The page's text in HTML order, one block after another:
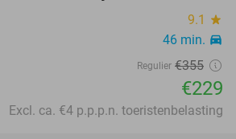
9.1 star
46 min. directions_car
Regulier €355
€229
Excl. ca. €4 p.p.p.n. toeristenbelasting